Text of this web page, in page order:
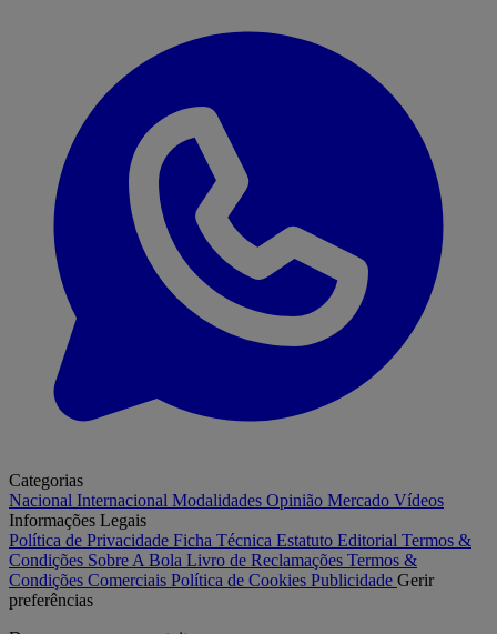
Categorias
Nacional Internacional Modalidades Opinião Mercado Vídeos
Informações Legais
Política de Privacidade Ficha Técnica Estatuto Editorial Termos &
Condições Sobre A Bola Livro de Reclamações Termos &
Condições Comerciais Política de Cookies Publicidade Gerir
preferências